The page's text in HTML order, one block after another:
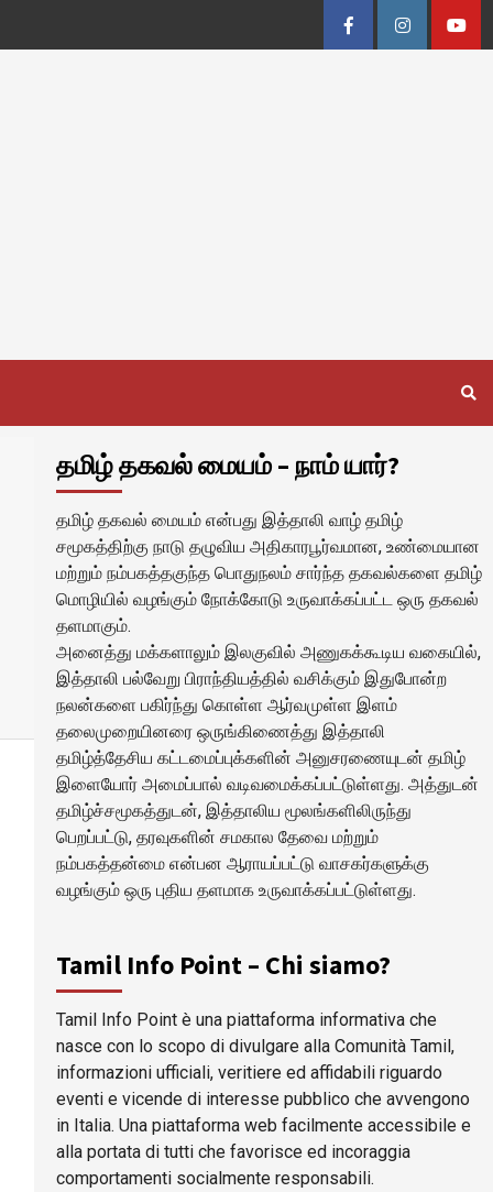
FacebookInstagram
தமிழ் தகவல் மையம் – நாம் யார்?
தமிழ் தகவல் மையம் என்பது இத்தாலி வாழ் தமிழ்
சமூகத்திற்கு நாடு தழுவிய அதிகாரபூர்வமான, உண்மையான
மற்றும் நம்பகத்தகுந்த பொதுநலம் சார்ந்த தகவல்களை தமிழ்
மொழியில் வழங்கும் நோக்கோடு உருவாக்கப்பட்ட ஒரு தகவல்
தளமாகும்.
அனைத்து மக்களாலும் இலகுவில் அணுகக்கூடிய வகையில்,
இத்தாலி பல்வேறு பிராந்தியத்தில் வசிக்கும் இதுபோன்ற
நலன்களை பகிர்ந்து கொள்ள ஆர்வமுள்ள இளம்
தலைமுறையினரை ஒருங்கிணைத்து இத்தாலி
தமிழ்த்தேசிய கட்டமைப்புக்களின் அனுசரணையுடன் தமிழ்
இளையோர் அமைப்பால் வடிவமைக்கப்பட்டுள்ளது. அத்துடன்
தமிழ்ச்சமூகத்துடன், இத்தாலிய மூலங்களிலிருந்து
பெறப்பட்டு, தரவுகளின் சமகால தேவை மற்றும்
நம்பகத்தன்மை என்பன ஆராயப்பட்டு வாசகர்களுக்கு
வழங்கும் ஒரு புதிய தளமாக உருவாக்கப்பட்டுள்ளது.
Tamil Info Point – Chi siamo?
Tamil Info Point è una piattaforma informativa che
nasce con lo scopo di divulgare alla Comunità Tamil,
informazioni ufficiali, veritiere ed affidabili riguardo
eventi e vicende di interesse pubblico che avvengono
in Italia. Una piattaforma web facilmente accessibile e
alla portata di tutti che favorisce ed incoraggia
comportamenti socialmente responsabili.